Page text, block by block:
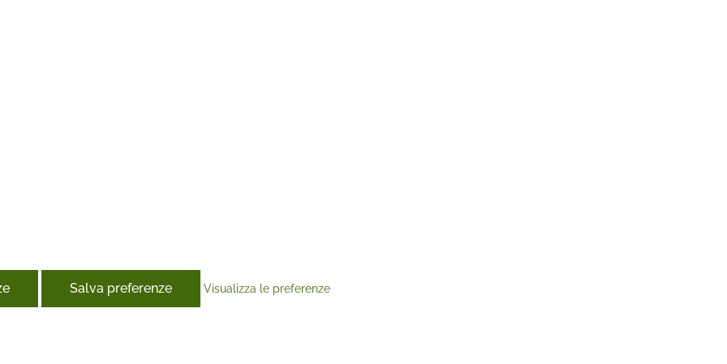
Salva preferenze Visualizza le preferenze